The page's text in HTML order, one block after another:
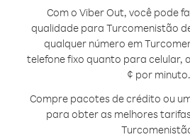
Com o Viber Out, você pode
qualidade para Turcomenistão
qualquer número em
telefone fixo quanto para celular,
¢ por minuto.
Compre pacotes de crédito ou
para obter as melhores